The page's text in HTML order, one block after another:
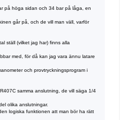
på höga sidan och 34 bar på låga, en
går på, och de vill man väll, varför
ställ (vilket jag har) finns alla
med, för då kan jag vara ännu latare
och provtryckningsprogram i
samma anslutning, de vill säga 1/4
olika anslutningar.
logiska funktionen att man bör ha rätt